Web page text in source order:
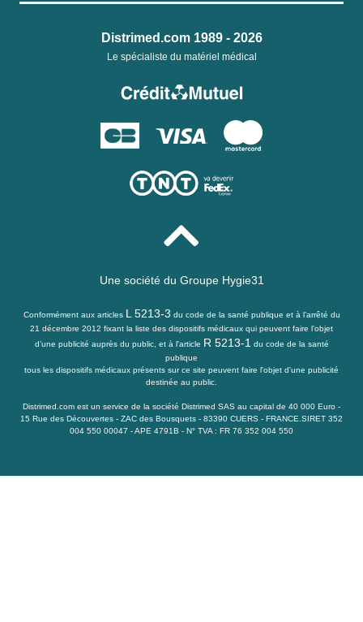
Distrimed.com 1989 - 2026
Le spécialiste du matériel médical
Une société du Groupe Hygie31
Conformément aux articles L 5213-3 du code de la santé publique et à l’arrêté du
21 décembre 2012 fixant la liste des dispositifs médicaux qui peuvent faire l’objet
d’une publicité auprès du public, et à l'article R 5213-1 du code de la santé
publique
tous les dispositifs médicaux présents sur ce site peuvent faire l'objet d'une publicité
destinée au public.
Distrimed.com est un service de la société Distrimed SAS au capital de 40 000 Euro -
15 Rue des Découvertes - ZAC des Bousquets - 83390 CUERS - FRANCE.SIRET 352
004 550 00047 - APE 4791B - N° TVA : FR 76 352 004 550